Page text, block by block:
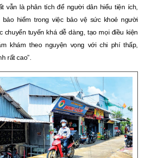
vẫn là phân tích để người dân hiểu tiện ích,
hiểm trong việc bảo vệ sức khoẻ người
chuyển tuyến khá dễ dàng, tạo mọi điều kiện
khám theo nguyện vọng với chi phí thấp,
rất cao”.